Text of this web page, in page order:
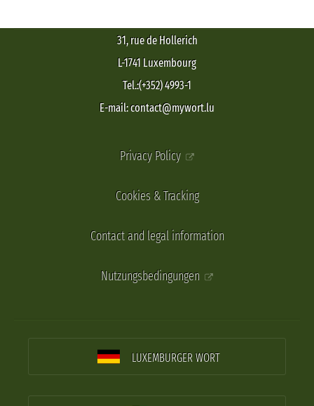
31, rue de Hollerich
L-1741 Luxembourg
Tel.:(+352) 4993-1
E-mail: contact@mywort.lu
Privacy Policy
Cookies & Tracking
Contact and legal information
Nutzungsbedingungen
LUXEMBURGER WORT